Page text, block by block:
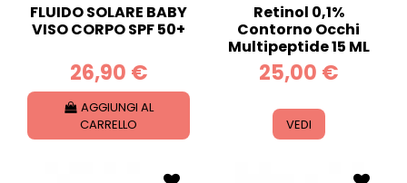
FLUIDO SOLARE BABY
VISO CORPO SPF 50+
26,90 €
AGGIUNGI AL
CARRELLO
Retinol 0,1%
Contorno Occhi
Multipeptide 15 ML
25,00 €
VEDI